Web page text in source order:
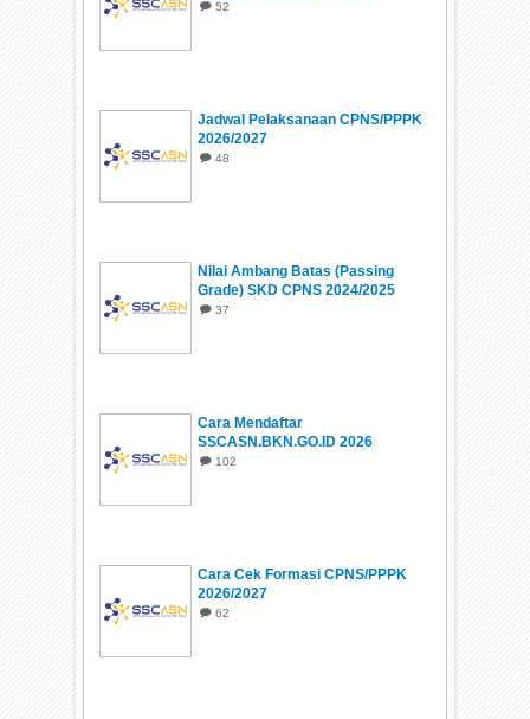
52
Jadwal Pelaksanaan CPNS/PPPK
2026/2027
48
Nilai Ambang Batas (Passing
Grade) SKD CPNS 2024/2025
37
Cara Mendaftar
SSCASN.BKN.GO.ID 2026
102
Cara Cek Formasi CPNS/PPPK
2026/2027
62